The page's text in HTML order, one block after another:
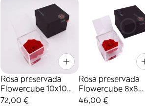
Rosa preservada
Flowercube 10x10
Color Rojo
72,00 €
Rosa preservada
Flowercube 8x8
Color Rojo
46,00 €